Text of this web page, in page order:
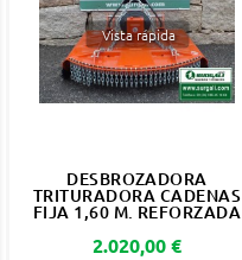
Vista rápida
DESBROZADORA
TRITURADORA CADENAS
FIJA 1,60 M. REFORZADA
Precio
2.020,00 €